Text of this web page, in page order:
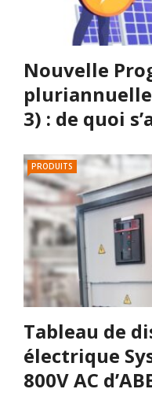
Nouvelle
pluriannuelle
3) : de quoi
PRODUITS
Tableau de
électrique
800V AC